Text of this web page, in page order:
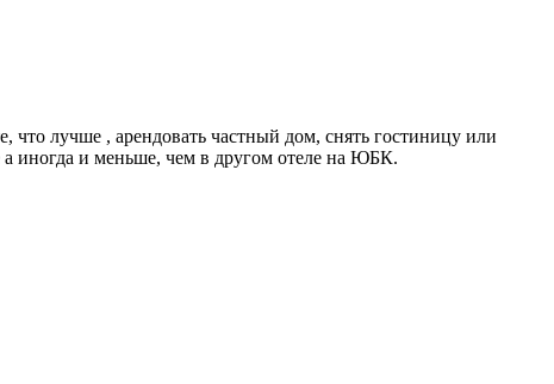
лучше , арендовать частный дом, снять гостиницу или
а иногда и меньше, чем в другом отеле на ЮБК.